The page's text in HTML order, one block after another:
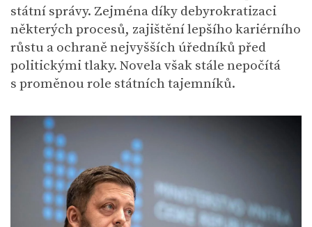
státní správy. Zejména díky debyrokratizaci
některých procesů, zajištění lepšího kariérního
růstu a ochraně nejvyšších úředníků před
politickými tlaky. Novela však stále nepočítá
s proměnou role státních tajemníků.